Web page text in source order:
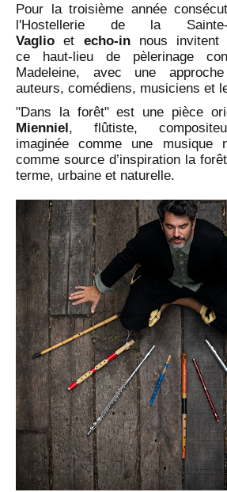
Pour la troisième année
l'Hostellerie de la Sainte-
Vaglio et echo-innous invitent
ce haut-lieu de pèlerinage
Madeleine, avec une
auteurs, comédiens, musiciens et
"Dans la forêt" est une pièce
Mienniel, flûtiste,
imaginée comme une musique
comme source d’inspiration la
terme, urbaine et naturelle.